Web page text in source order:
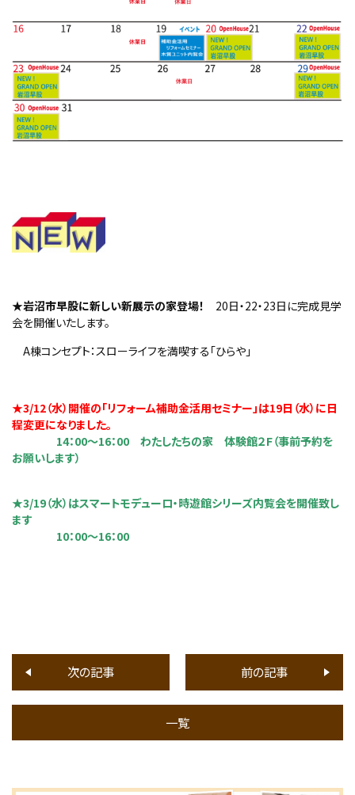
★岩沼市早股に新しい新展示の家登場！ 20日・22・23日に完成見学
会を開催いたします。
A棟コンセプト：スローライフを満喫する「ひらや」
★3/12（水）開催の「リフォーム補助金活用セミナー」は19日（水）に日
程変更になりました。
14：00～16：00 わたしたちの家 体験館２F（事前予約を
お願いします）
★3/19（水）はスマートモデューロ・時遊館シリーズ内覧会を開催致し
ます
10：00～16：00
次の記事
一覧
前の記事